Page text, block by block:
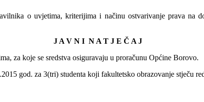
o uvjetima, kriterijima i načinu ostvarivanje prava na
J A V N I N A T J E Č A J
za koje se sredstva osiguravaju u proračunu Općine Borovo.
god. za 3(tri) studenta koji fakultetsko obrazovanje stječu